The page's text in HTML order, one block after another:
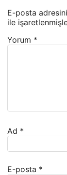
E-posta
ile
Yorum *
Ad *
E-posta *